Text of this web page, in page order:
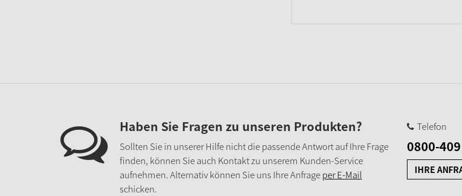
Haben Sie Fragen zu unseren Produkten?
Sollten Sie in unserer Hilfe nicht die passende Antwort auf Ihre Frage
finden, können Sie auch Kontakt zu unserem Kunden-Service
aufnehmen. Alternativ können Sie uns Ihre Anfrageper E-Mail
schicken.
Telefon
0800-
IHRE